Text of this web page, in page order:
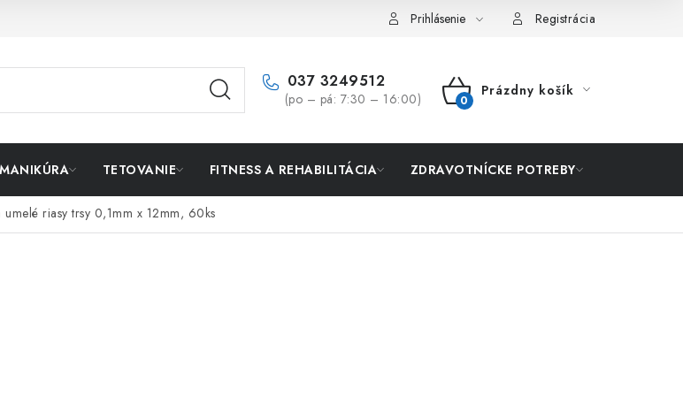
Prihlásenie Registrácia
037 3249512
(po – pá: 7:30 – 16:00)
NÁKUPNÝ
Prázdny košík
MANIKÚRA TETOVANIE FITNESS A REHABILITÁCIA ZDRAVOTNÍCKE POTREBY
umelé riasy trsy 0,1mm x 12mm, 60ks